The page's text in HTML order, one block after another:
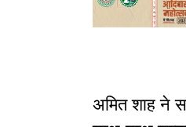
अमित शाह ने